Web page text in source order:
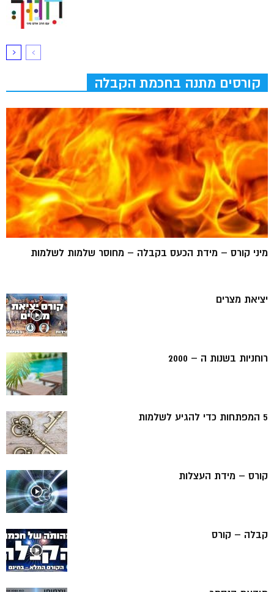
קורסים מתנה בחכמת הקבלה
מיני קורס – מידת הכעס בקבלה – מחוסר שלמות לשלמות
יציאת מצרים
רוחניות בשנות ה – 2000
5 המפתחות כדי להגיע לשלמות
קורס – מידת העצלות
קבלה – קורס